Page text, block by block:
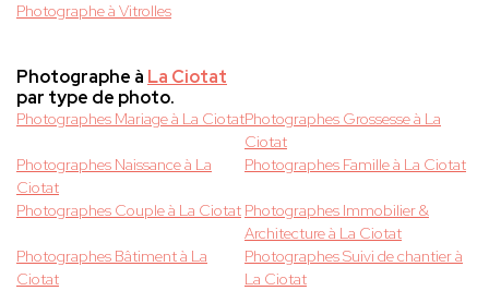
Photographe à Vitrolles
Photographe à La Ciotat
par type de photo.
Photographes Mariage à La CiotatPhotographes Grossesse à La
Ciotat
Photographes Naissance à La
Ciotat
Photographes Famille à La Ciotat
Photographes Couple à La Ciotat Photographes Immobilier &
Architecture à La Ciotat
Photographes Bâtiment à La
Ciotat
Photographes Suivi de chantier à
La Ciotat